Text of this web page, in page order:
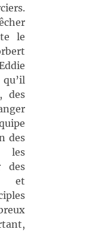
le
des
des
les
des
et